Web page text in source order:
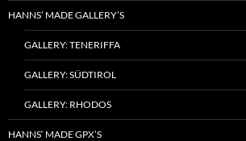
HANNS’ MADE GALLERY’S
GALLERY: TENERIFFA
GALLERY: SÜDTIROL
GALLERY: RHODOS
HANNS‘ MADE GPX’S